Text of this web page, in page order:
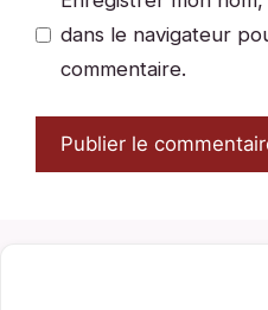
dans le navigateur
commentaire.